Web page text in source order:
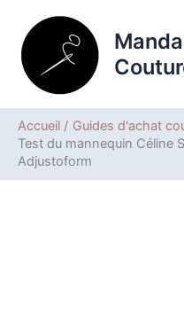
contenu
Accueil
Guides d'achat
Test du mannequin Céline
Adjustoform